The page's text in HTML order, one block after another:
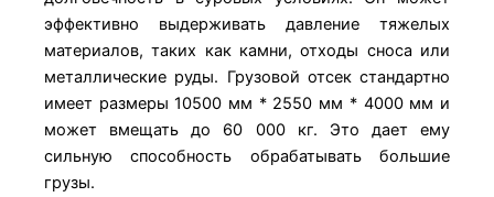
эффективно выдерживать давление тяжелых
материалов, таких как камни, отходы сноса или
металлические руды. Грузовой отсек стандартно
имеет размеры 10500 мм * 2550 мм * 4000 мм и
может вмещать до 60 000 кг. Это дает ему
сильную способность обрабатывать большие
грузы.